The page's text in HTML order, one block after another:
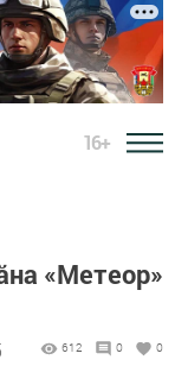
16+
«Метеор»
612 0 0